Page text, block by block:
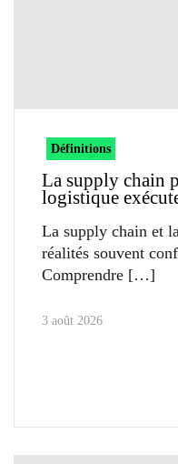
Définitions
La supply chain
logistique
La supply chain et
réalités souvent
Comprendre
3 août 2026